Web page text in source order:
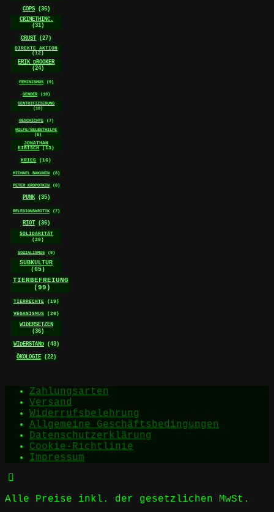
COPS (36)
CRIMETHINC.
(31)
CRUST (27)
DIREKTE AKTION
(12)
ERIK DROOKER
(24)
FEMINISMUS (9)
GENDER
(10)
GENTRIFIZIERUNG
(10)
GESCHICHTE
(7)
HILFE/SELBSTHILFE
(6)
JONATHAN
EIBISCH
(13)
KRIEG (16)
MICHAEL BAKUNIN (8)
PETER KROPOTKIN (8)
PUNK (35)
RELEGIONSKRITIK (7)
RIOT (36)
SOLIDARITÄT
(20)
SOZIALISMUS (9)
SUBKULTUR
(65)
TIERBEFREIUNG
(99)
TIERRECHTE (19)
VEGANISMUS (20)
WIDERSETZEN
(36)
WIDERSTAND (43)
ÖKOLOGIE (22)
Zahlungsarten
Versand
Widerrufsbelehrung
Allgemeine Geschäftsbedingungen
Datenschutzerklärung
Cookie-Richtlinie
Impressum
Alle Preise inkl. der gesetzlichen MwSt.